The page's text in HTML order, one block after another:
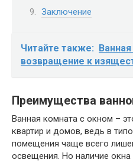
Заключение
Читайте также:
возвращение к
Преимущества
Ванная комната с окном –
квартир и домов, ведь в
помещения чаще всего
освещения. Но наличие